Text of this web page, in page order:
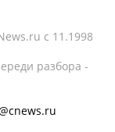
c 11.1998
разбора -